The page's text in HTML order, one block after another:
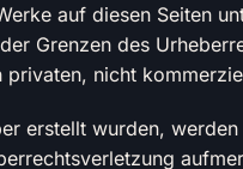
auf diesen Seiten
Grenzen des
nicht
erstellt wurden,